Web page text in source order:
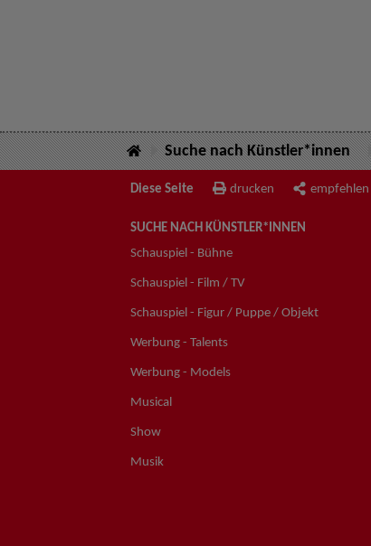
Suche nach Künstler*innen
Diese Seite drucken empfehlen
SUCHE NACH KÜNSTLER*INNEN
Schauspiel - Bühne
Schauspiel - Film / TV
Schauspiel - Figur / Puppe / Objekt
Werbung - Talents
Werbung - Models
Musical
Show
Musik